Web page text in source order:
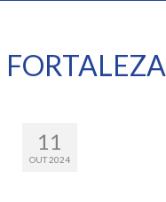
11
OUT 2024